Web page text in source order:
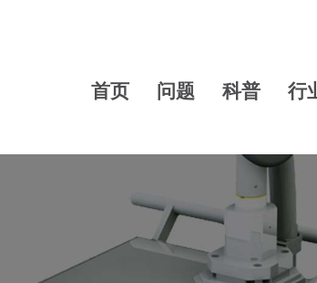
首页 问题 科普 行